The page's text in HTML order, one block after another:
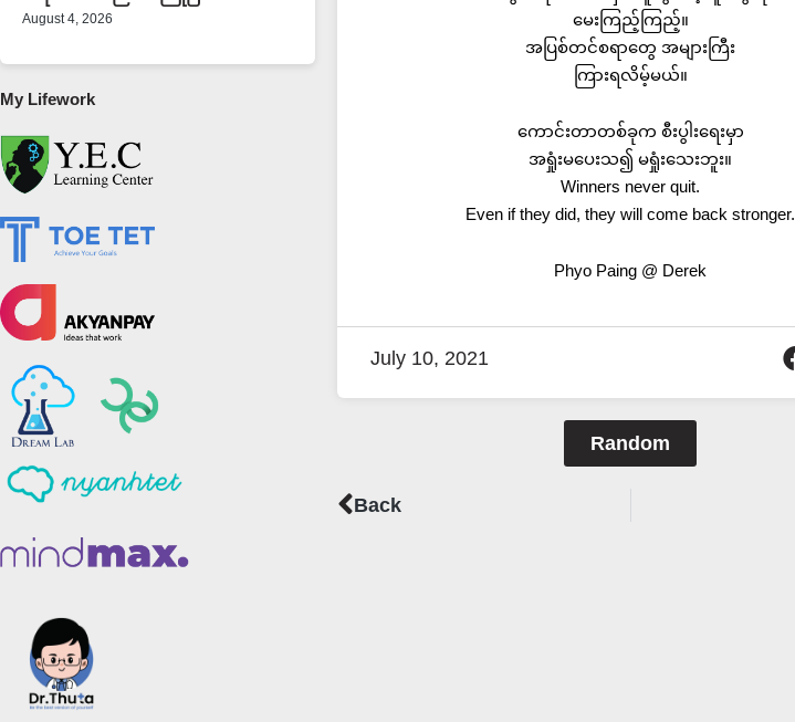
August 4, 2026
My Lifework
မေးကြည့်ကြည့်။
အပြစ်တင်စရာတွေ အများကြီး
ကြားရလိမ့်မယ်။
ကောင်းတာတစ်ခုက စီးပွါးရေးမှာ
အရှုံးမပေးသ၍ မရှုံးသေးဘူး။
Winners never quit.
Even if they did, they will come back stronger.
Phyo Paing @ Derek
July 10, 2021
Random
Prev
Back